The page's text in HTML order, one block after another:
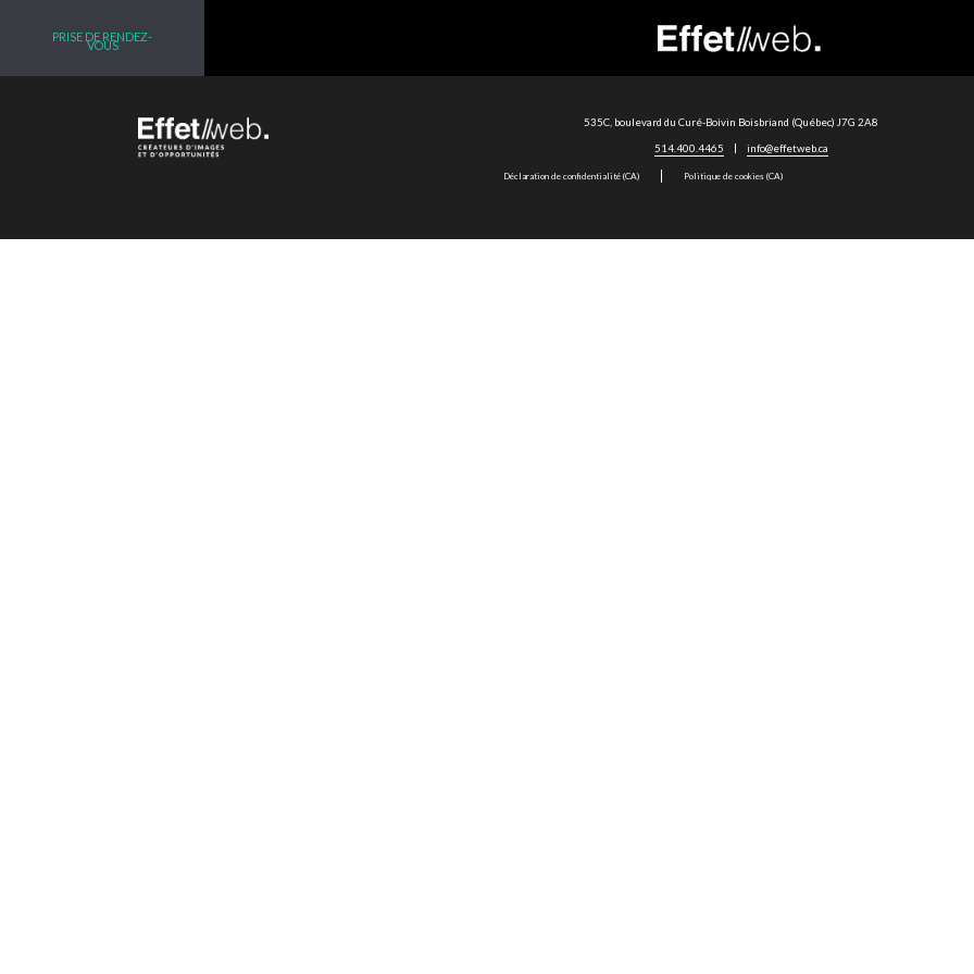
PRISE DE RENDEZ-
VOUS
535C, boulevard du Curé-Boivin Boisbriand (Québec) J7G 2A8
514.400.4465
info@effetweb.ca
Déclaration de confidentialité (CA) Politique de cookies (CA)